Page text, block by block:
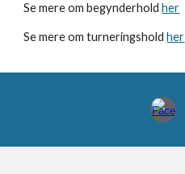
Se mere om begynderholdher
Se mere om turneringsholdher